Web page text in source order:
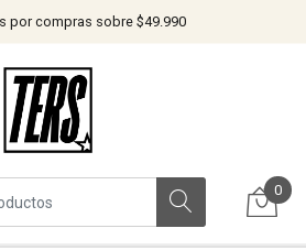
por compras sobre $49.990
0